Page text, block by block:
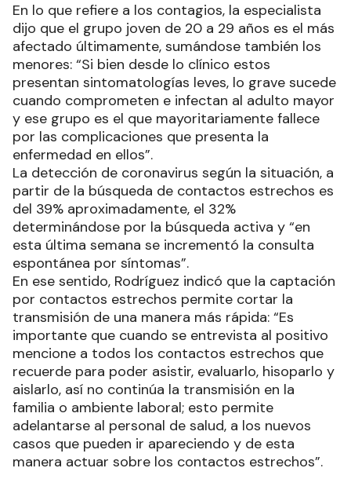
En lo que refiere a los contagios, la especialista
dijo que el grupo joven de 20 a 29 años es el más
afectado últimamente, sumándose también los
menores: “Si bien desde lo clínico estos
presentan sintomatologías leves, lo grave sucede
cuando comprometen e infectan al adulto mayor
y ese grupo es el que mayoritariamente fallece
por las complicaciones que presenta la
enfermedad en ellos”.
La detección de coronavirus según la situación, a
partir de la búsqueda de contactos estrechos es
del 39% aproximadamente, el 32%
determinándose por la búsqueda activa y “en
esta última semana se incrementó la consulta
espontánea por síntomas”.
En ese sentido, Rodríguez indicó que la captación
por contactos estrechos permite cortar la
transmisión de una manera más rápida: “Es
importante que cuando se entrevista al positivo
mencione a todos los contactos estrechos que
recuerde para poder asistir, evaluarlo, hisoparlo y
aislarlo, así no continúa la transmisión en la
familia o ambiente laboral; esto permite
adelantarse al personal de salud, a los nuevos
casos que pueden ir apareciendo y de esta
manera actuar sobre los contactos estrechos”.